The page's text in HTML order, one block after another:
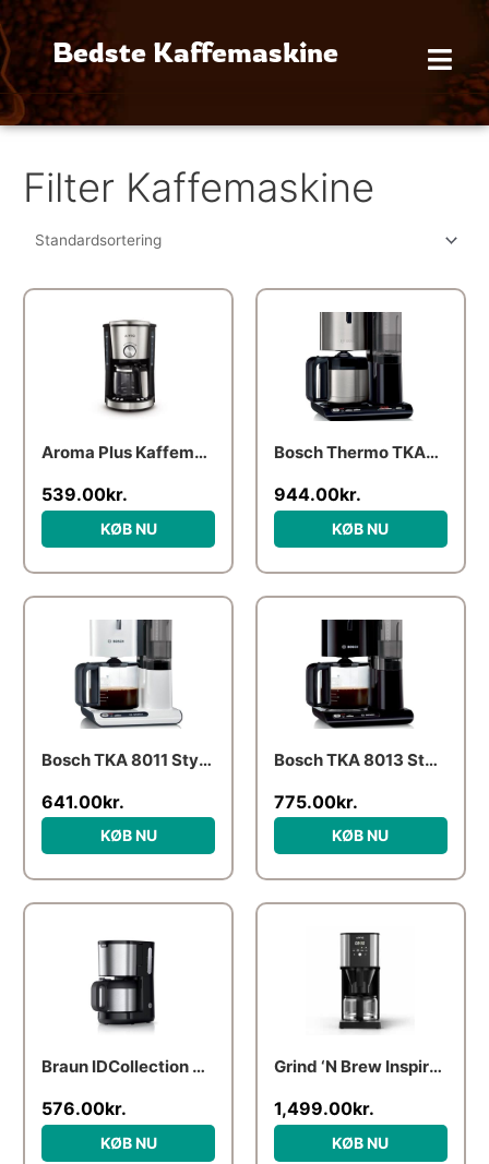
til
indholdetBedste Kaffemaskine
Filter Kaffemaskine
Aroma Plus Kaffemaskine
oprindelige
599.00kr..
539.00kr.
aktuelle
pris
er:
539.00kr..
KØB NU
Bosch Thermo TKA8A683
944.00kr.
KØB NU
Bosch TKA 8011 Styline
641.00kr.
KØB NU
Bosch TKA 8013 Styline
775.00kr.
KØB NU
Braun IDCollection KF1505 BK
576.00kr.
KØB NU
Grind ‘N Brew Inspire Kaffemaskine
1,499.00kr.
KØB NU